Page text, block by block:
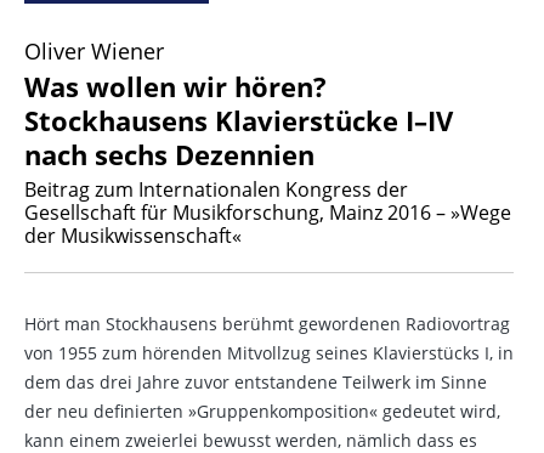
Oliver Wiener
Was wollen wir hören?
Stockhausens Klavierstücke I–IV
nach sechs Dezennien
Beitrag zum Internationalen Kongress der
Gesellschaft für Musikforschung, Mainz 2016 – »Wege
der Musikwissenschaft«
Hört man Stockhausens berühmt gewordenen Radiovortrag
von 1955 zum hörenden Mitvollzug seines Klavierstücks I, in
dem das drei Jahre zuvor entstandene Teilwerk im Sinne
der neu definierten »Gruppenkomposition« gedeutet wird,
kann einem zweierlei bewusst werden, nämlich dass es